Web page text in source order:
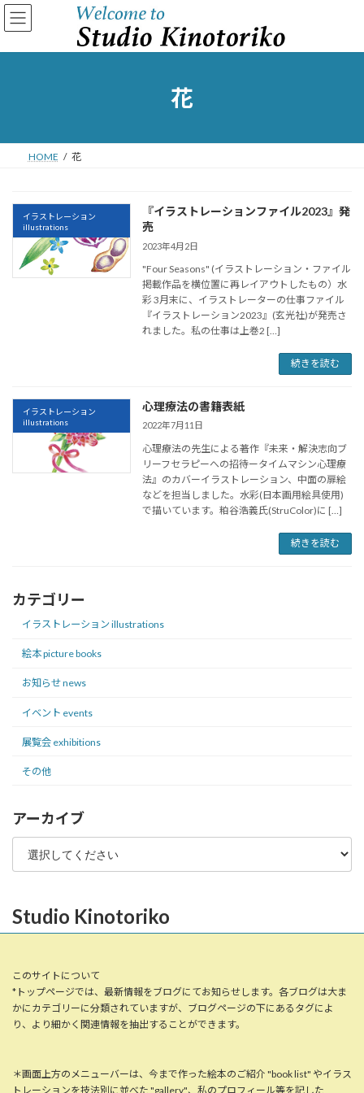
コ
ン
ン
ナ
ビ
ー
花
HOME 花
イラストレーション
illustrations
『イラストレーションファイル2023』発
売
2023年4月2日
"Four Seasons" (イラストレーション・ファイル
掲載作品を横位置に再レイアウトしたもの）水
彩 3月末に、イラストレーターの仕事ファイル
『イラストレーション2023』(玄光社)が発売さ
れました。私の仕事は上巻2 […]
続きを読む
イラストレーション
illustrations
心理療法の書籍表紙
2022年7月11日
心理療法の先生による著作『未来・解決志向ブ
リーフセラピーへの招待ータイムマシン心理療
法』のカバーイラストレーション、中面の扉絵
などを担当しました。水彩(日本画用絵具使用)
で描いています。粕谷浩義氏(StruColor)に […]
続きを読む
カテゴリー
イラストレーション illustrations
絵本 picture books
お知らせ news
イベント events
展覧会 exhibitions
その他
アーカイブ
Studio Kinotoriko
このサイトについて
*トップページでは、最新情報をブログにてお知らせします。各ブログは大ま
かにカテゴリーに分類されていますが、ブログページの下にあるタグによ
り、より細かく関連情報を抽出することができます。
＊画面上方のメニューバーは、今まで作った絵本のご紹介 "book list" やイラス
トレーションを技法別に並べた "gallery"、私のプロフィール等を記した